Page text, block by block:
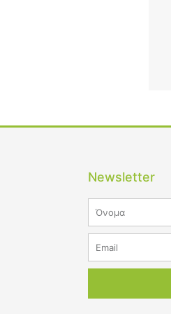
Newsletter
Name
Email